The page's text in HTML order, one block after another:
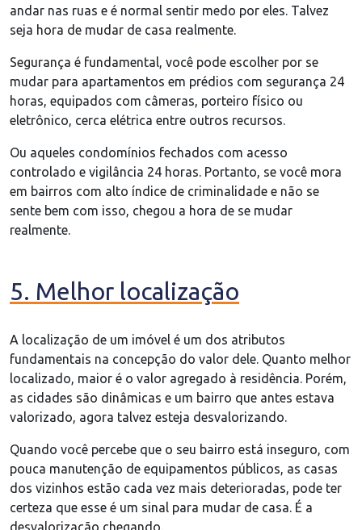
andar nas ruas e é normal sentir medo por eles. Talvez
seja hora de mudar de casa realmente.
Segurança é fundamental, você pode escolher por se
mudar para apartamentos em prédios com segurança 24
horas, equipados com câmeras, porteiro físico ou
eletrônico, cerca elétrica entre outros recursos.
Ou aqueles condomínios fechados com acesso
controlado e vigilância 24 horas. Portanto, se você mora
em bairros com alto índice de criminalidade e não se
sente bem com isso, chegou a hora de se mudar
realmente.
5. Melhor localização
A localização de um imóvel é um dos atributos
fundamentais na concepção do valor dele. Quanto melhor
localizado, maior é o valor agregado à residência. Porém,
as cidades são dinâmicas e um bairro que antes estava
valorizado, agora talvez esteja desvalorizando.
Quando você percebe que o seu bairro está inseguro, com
pouca manutenção de equipamentos públicos, as casas
dos vizinhos estão cada vez mais deterioradas, pode ter
certeza que esse é um sinal para mudar de casa. É a
desvalorização chegando.